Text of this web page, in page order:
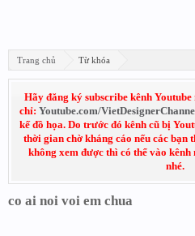
Trang chủ Từ khóa
Hãy đăng ký subscribe kênh
chỉ: Youtube.com/
kế đồ họa. Do trước đó kênh cũ bị
thời gian chờ kháng cáo nếu các bạn
không xem được thì có thể vào
nhé.
co ai noi voi em chua